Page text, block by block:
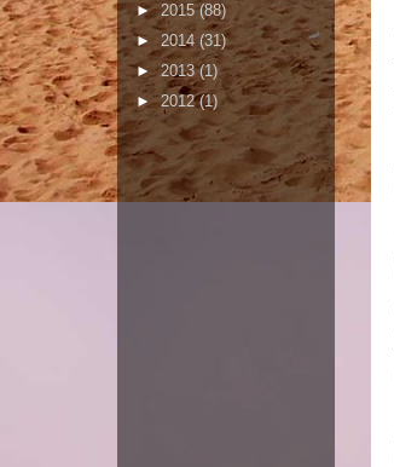
►2015(88)
► 2014 (31)
►2013(1)
►2012(1)